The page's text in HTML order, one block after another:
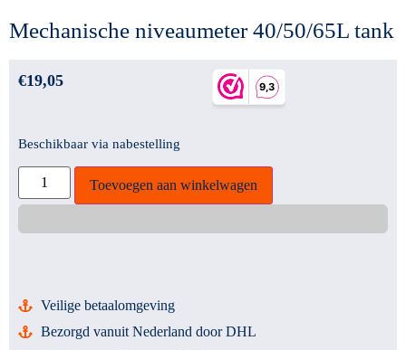
Mechanische niveaumeter 40/50/65L tank
€19,05
Beschikbaar via nabestelling
Toevoegen aan winkelwagen
Veilige betaalomgeving
Bezorgd vanuit Nederland door DHL